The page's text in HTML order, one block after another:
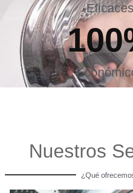
Eficaces
100
Nuestros
¿Qué